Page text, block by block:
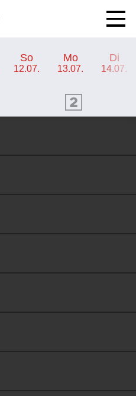
So
12.07.
Mo
13.07.
Di
14.07.
ORF 2 Programm